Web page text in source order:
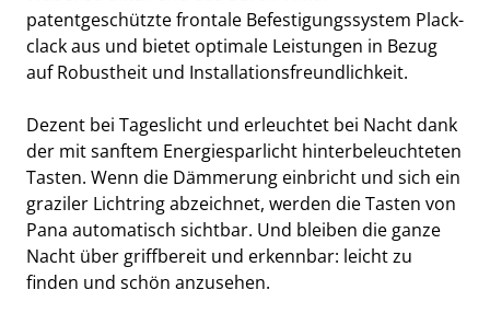
patentgeschützte frontale Befestigungssystem Plack-
clack aus und bietet optimale Leistungen in Bezug
auf Robustheit und Installationsfreundlichkeit.
Dezent bei Tageslicht und erleuchtet bei Nacht dank
der mit sanftem Energiesparlicht hinterbeleuchteten
Tasten. Wenn die Dämmerung einbricht und sich ein
graziler Lichtring abzeichnet, werden die Tasten von
Pana automatisch sichtbar. Und bleiben die ganze
Nacht über griffbereit und erkennbar: leicht zu
finden und schön anzusehen.